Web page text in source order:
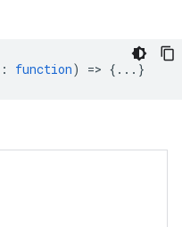
: function) => {...}